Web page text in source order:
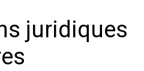
juridiques